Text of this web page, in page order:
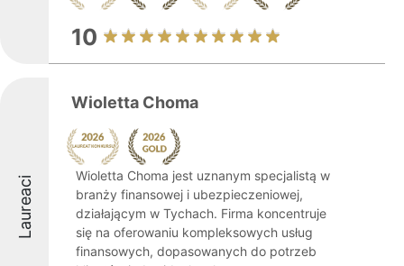
10
Laureaci
Wioletta Choma
Wioletta Choma jest uznanym specjalistą w
branży finansowej i ubezpieczeniowej,
działającym w Tychach. Firma koncentruje
się na oferowaniu kompleksowych usług
finansowych, dopasowanych do potrzeb